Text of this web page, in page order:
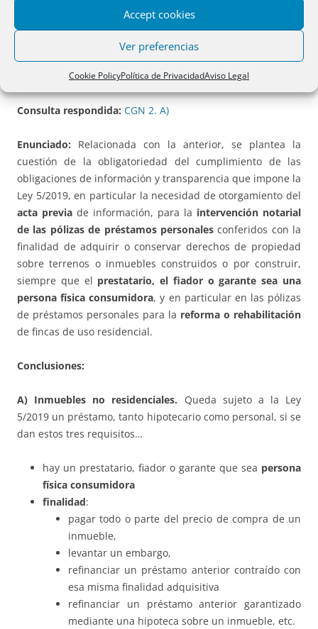
Accept cookies
Ver preferencias
Cookie PolicyPolítica de PrivacidadAviso Legal
2.- Acta previa y fiadores respecto a pólizas de
préstamo personal.
Consulta respondida: CGN 2. A)
Enunciado: Relacionada con la anterior, se plantea la
cuestión de la obligatoriedad del cumplimiento de las
obligaciones de información y transparencia que impone la
Ley 5/2019, en particular la necesidad de otorgamiento del
acta previa de información, para la intervención notarial
de las pólizas de préstamos personalesconferidos con la
finalidad de adquirir o conservar derechos de propiedad
sobre terrenos o inmuebles construidos o por construir,
siempre que el prestatario, el fiador o garante sea una
persona física consumidora, y en particular en las pólizas
de préstamos personales para la reforma o rehabilitación
de fincas de uso residencial.
Conclusiones:
A) Inmuebles no residenciales. Queda sujeto a la Ley
5/2019 un préstamo, tanto hipotecario como personal, si se
dan estos tres requisitos…
hay un prestatario, fiador o garante que sea persona
física consumidora
finalidad:
pagar todo o parte del precio de compra de un
inmueble,
levantar un embargo,
refinanciar un préstamo anterior contraído con
esa misma finalidad adquisitiva
refinanciar un préstamo anterior garantizado
mediante una hipoteca sobre un inmueble, etc.